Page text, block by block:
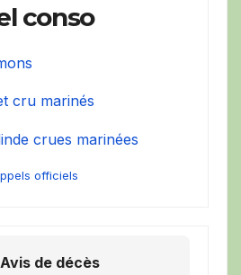
conso
cru marinés
crues marinées
officiels
Avis de décès